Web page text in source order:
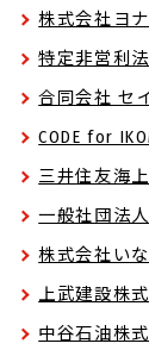
株式会社ヨ
特定非営利
合同会社 セ
CODE for
三井住友海
一般社団法
株式会社い
上武建設株
中谷石油株